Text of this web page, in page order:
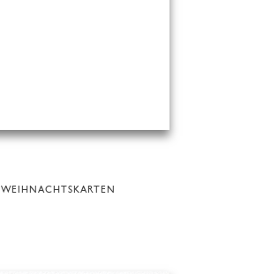
WEIHNACHTSKARTEN